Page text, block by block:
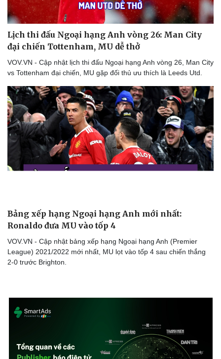
Lịch thi đấu Ngoại hạng Anh vòng 26: Man City
đại chiến Tottenham, MU dễ thở
VOV.VN - Cập nhật lịch thi đấu Ngoại hạng Anh vòng 26, Man City
vs Tottenham đại chiến, MU gặp đối thủ ưu thích là Leeds Utd.
Bảng xếp hạng Ngoại hạng Anh mới nhất:
Ronaldo đưa MU vào tốp 4
VOV.VN - Cập nhật bảng xếp hạng Ngoại hạng Anh (Premier
League) 2021/2022 mới nhất, MU lọt vào tốp 4 sau chiến thắng
2-0 trước Brighton.